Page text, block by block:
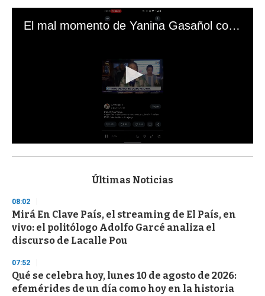
El mal momento de Yanina Gasañol con un hincha argentino en "Subrayado"
s
d
s
o
f
3
s
e
c
o
Últimas Noticias
08:02
Mirá En Clave País, el streaming de El País, en
vivo: el politólogo Adolfo Garcé analiza el
discurso de Lacalle Pou
07:52
Qué se celebra hoy, lunes 10 de agosto de 2026:
efemérides de un día como hoy en la historia